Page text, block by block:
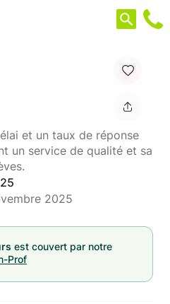
et un taux de réponse
un service de qualité et sa
2025
est couvert par notre
Prof